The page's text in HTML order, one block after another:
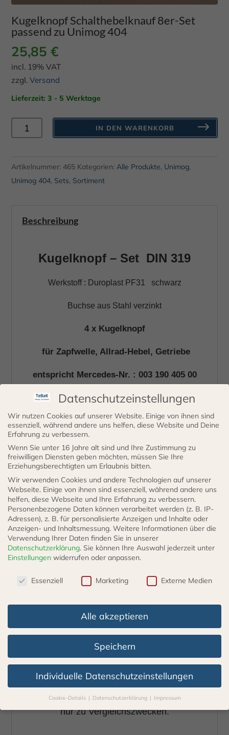
Kugelknopf Schalthebelknauf 8er-Set
passend zu Unimog 404
25,85€
incl. 19% VAT
zzgl.Versand
Lieferzeit: 3 - 5 Werktage
Kugelknopf
Schalthebelknauf
Set
passend
404
IN DEN WARENKORB
Artikelnummer: 465 Kategorien:Alle Produkte, Unimog,
Unimog 404, Sets, Sortiment
Beschreibung
Kugelknopf – Set DIN 319
Werkstoff : Duroplast PF31 schwarz
Buchse aus Stahl verzinkt
4 x Kugelknopf
für Zapfwelle, Allrad-Hebel, Getriebe
entspricht Mercedes-Nr. : 003 190 405 00
2 x Kugelknopf
Hydraulik-Hebel
entspricht Mercedes-Nr.: 003 190 325 00
1 x Kugelknopf
Handgas-Hebel
entspricht Mercedes-Nr.: 003 190 253 00
1 x Kugelknopf
Heizungs-Hebel
entspricht Mercedes-Nr.: N 003 190 203 00
Hersteller: Heinrich Kipp Werk
Die angegebenen Mercedes-Nr. dienen
nur zu Vergleichszwecken.
Datenschutzeinstellungen
Wir nutzen Cookies auf unserer Website. Einige von ihnen sind
essenziell, während andere uns helfen, diese Website und Deine
Erfahrung zu verbessern.
Wenn Sie unter 16 Jahre alt sind und Ihre Zustimmung zu
freiwilligen Diensten geben möchten, müssen Sie Ihre
Erziehungsberechtigten um Erlaubnis bitten.
Wir verwenden Cookies und andere Technologien auf unserer
Webseite. Einige von ihnen sind essenziell, während andere uns
helfen, diese Webseite und Ihre Erfahrung zu verbessern.
Personenbezogene Daten können verarbeitet werden (z. B. IP-
Adressen), z. B. für personalisierte Anzeigen und Inhalte oder
Anzeigen- und Inhaltsmessung. Weitere Informationen über die
Verwendung Ihrer Daten finden Sie in unserer
Datenschutzerklärung. Sie können Ihre Auswahl jederzeit unter
Einstellungen widerrufen oder anpassen.
Essenziell Marketing Externe Medien
Alle akzeptieren
Speichern
Individuelle Datenschutzeinstellungen
Cookie-Details Datenschutzerklärung Impressum
Datenschutzeinstellungen